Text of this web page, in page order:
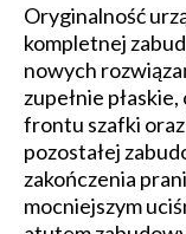
Oryginalność
kompletnej
nowych
zupełnie
frontu szafki
pozostałej
zakończenia
mocniejszym